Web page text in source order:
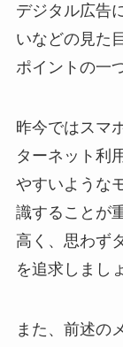
デジタル広告
いなどの見た
ポイントの一
昨今ではスマ
ターネット利
やすいような
識することが
高く、思わず
を追求しまし
また、前述の